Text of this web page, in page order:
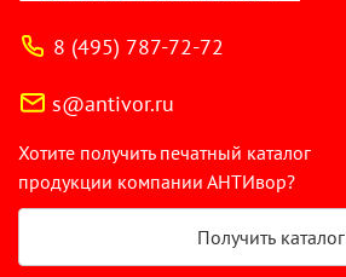
8 (495) 787-72-72
s@antivor.ru
Хотите получить печатный каталог
продукции компании АНТИвор?
Получить каталог